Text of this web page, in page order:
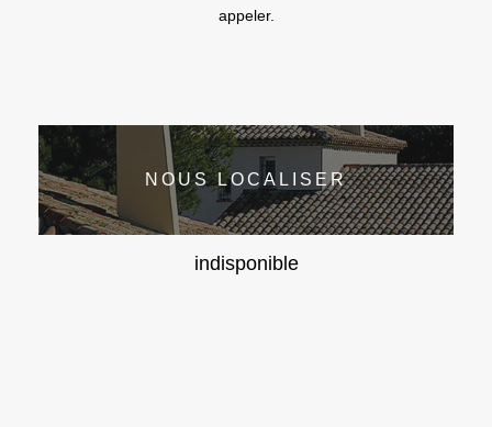
appeler.
NOUS LOCALISER
indisponible